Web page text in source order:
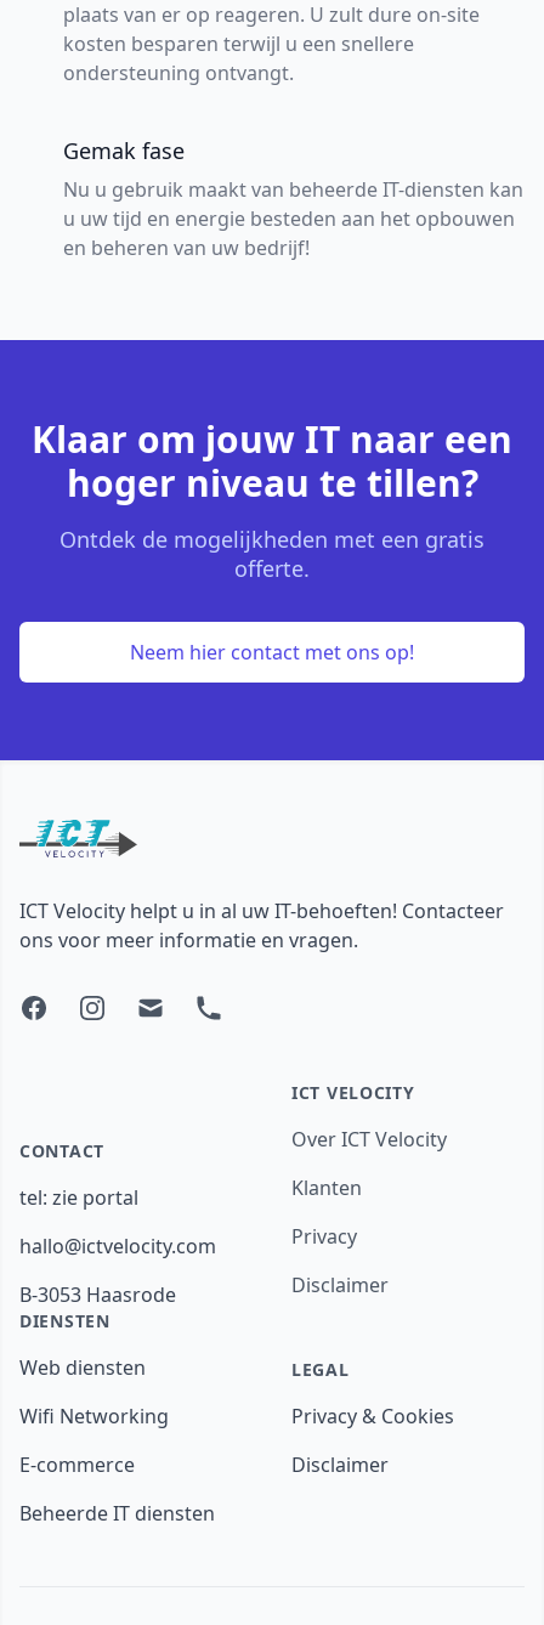
plaats van er op reageren. U zult dure on-site
kosten besparen terwijl u een snellere
ondersteuning ontvangt.
Gemak fase
Nu u gebruik maakt van beheerde IT-diensten kan
u uw tijd en energie besteden aan het opbouwen
en beheren van uw bedrijf!
Klaar om jouw IT naar een
hoger niveau te tillen?
Ontdek de mogelijkheden met een gratis
offerte.
Neem hier contact met ons op!
ICT Velocity helpt u in al uw IT-behoeften! Contacteer
ons voor meer informatie en vragen.
FacebookInstagram
Mail Phone
CONTACT
tel: zie portal
hallo@ictvelocity.com
B-3053 Haasrode
DIENSTEN
Web diensten
Wifi Networking
E-commerce
Beheerde IT diensten
ICT VELOCITY
Over ICT Velocity
Klanten
Privacy
Disclaimer
LEGAL
Privacy & Cookies
Disclaimer